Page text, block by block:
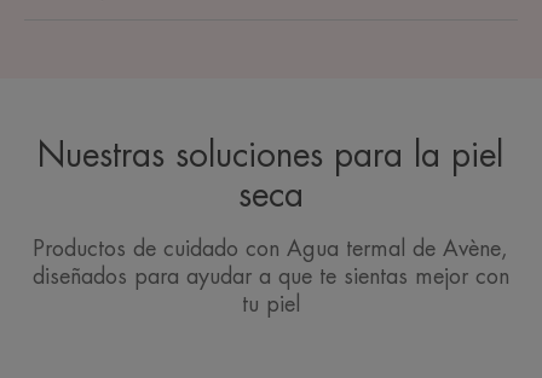
Nuestras soluciones para la piel
seca
Productos de cuidado con Agua termal de Avène,
diseñados para ayudar a que te sientas mejor con
tu piel